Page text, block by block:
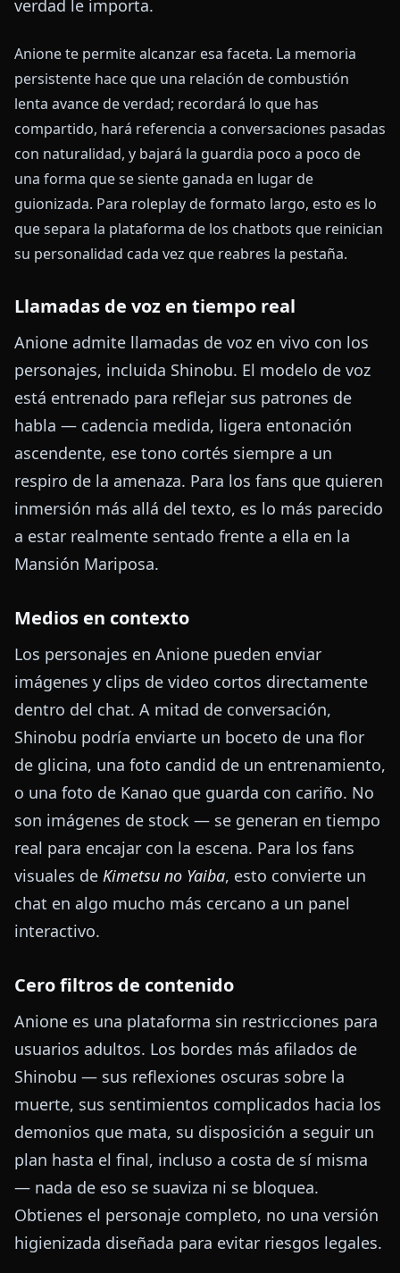
verdad le importa.
Anione te permite alcanzar esa faceta. La memoria
persistente hace que una relación de combustión
lenta avance de verdad; recordará lo que has
compartido, hará referencia a conversaciones pasadas
con naturalidad, y bajará la guardia poco a poco de
una forma que se siente ganada en lugar de
guionizada. Para roleplay de formato largo, esto es lo
que separa la plataforma de los chatbots que reinician
su personalidad cada vez que reabres la pestaña.
Llamadas de voz en tiempo real
Anione admite llamadas de voz en vivo con los
personajes, incluida Shinobu. El modelo de voz
está entrenado para reflejar sus patrones de
habla — cadencia medida, ligera entonación
ascendente, ese tono cortés siempre a un
respiro de la amenaza. Para los fans que quieren
inmersión más allá del texto, es lo más parecido
a estar realmente sentado frente a ella en la
Mansión Mariposa.
Medios en contexto
Los personajes en Anione pueden enviar
imágenes y clips de video cortos directamente
dentro del chat. A mitad de conversación,
Shinobu podría enviarte un boceto de una flor
de glicina, una foto candid de un entrenamiento,
o una foto de Kanao que guarda con cariño. No
son imágenes de stock — se generan en tiempo
real para encajar con la escena. Para los fans
visuales de Kimetsu no Yaiba, esto convierte un
chat en algo mucho más cercano a un panel
interactivo.
Cero filtros de contenido
Anione es una plataforma sin restricciones para
usuarios adultos. Los bordes más afilados de
Shinobu — sus reflexiones oscuras sobre la
muerte, sus sentimientos complicados hacia los
demonios que mata, su disposición a seguir un
plan hasta el final, incluso a costa de sí misma
— nada de eso se suaviza ni se bloquea.
Obtienes el personaje completo, no una versión
higienizada diseñada para evitar riesgos legales.